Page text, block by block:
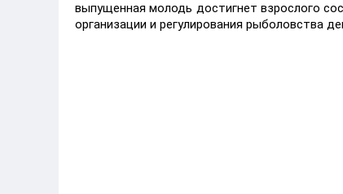
выпущенная молодь достигнет взрослого
организации и регулирования рыболовства